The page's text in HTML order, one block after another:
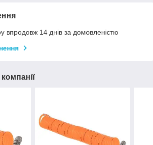
впродовж 14 днів за домовленістю